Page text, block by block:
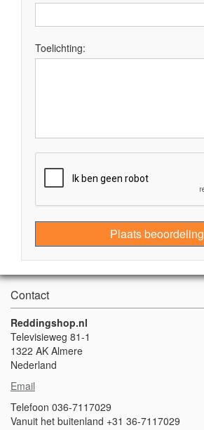
Toelichting:
Plaats beoordeling
Contact
Reddingshop.nl
Televisieweg 81-1
1322 AK Almere
Nederland
Email
Telefoon 036-7117029
Vanuit het buitenland +31 36-7117029